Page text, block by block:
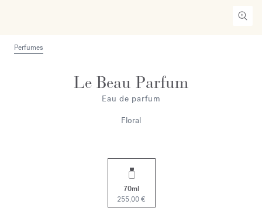
Perfumes
Le Beau Parfum
Eau de parfum
Floral
70ml
255,00 €